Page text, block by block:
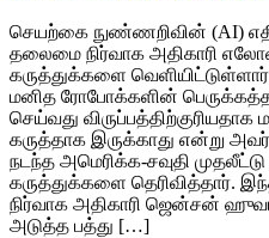
செயற்கை நுண்ணறிவின் (AI)
தலைமை நிர்வாக அதிகாரி
கருத்துக்களை
மனித ரோபோக்களின்
செய்வது விருப்பத்திற்குரியதாக
கருத்தாக இருக்காது என்று
நடந்த அமெரிக்க-சவுதி
கருத்துக்களை தெரிவித்தார்.
நிர்வாக அதிகாரி ஜென்சன்
அடுத்த பத்து […]